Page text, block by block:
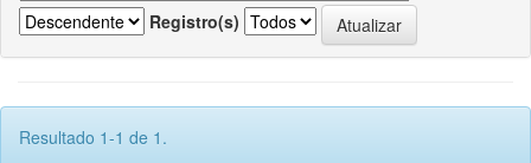
Registro(s)
Resultado 1-1 de 1.